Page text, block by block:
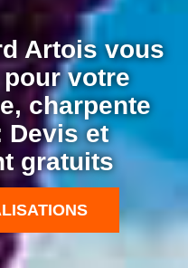
Artois vous
votre
charpente
Devis et
gratuits